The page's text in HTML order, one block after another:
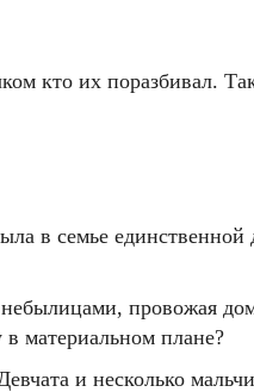
кто их поразбивал.
в семье
провожая
материальном плане?
и несколько